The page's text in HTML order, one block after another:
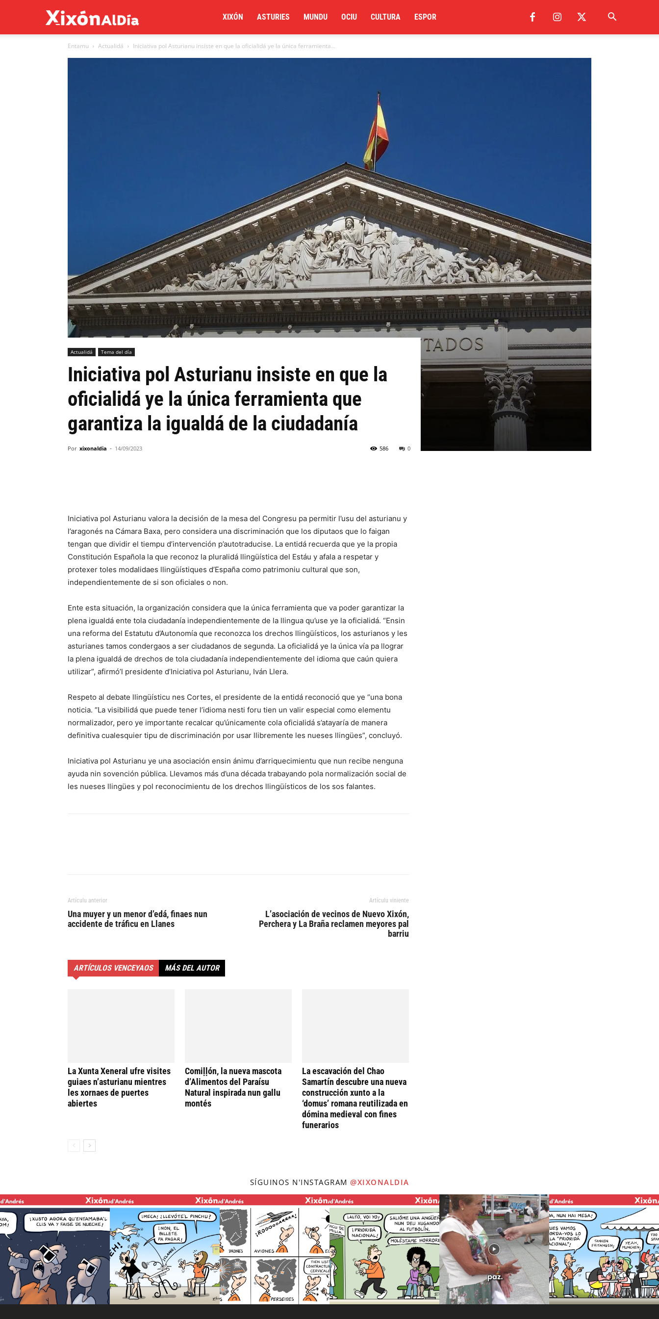
al
XIXÓN ASTURIES MUNDU OCIU CULTURA ESPOR
Entamu Actualidá Iniciativa pol Asturianu insiste en que la oficialidá ye la única ferramienta...
Actualidá Tema del día
Iniciativa pol Asturianu insiste en que la
oficialidá ye la única ferramienta que
garantiza la igualdá de la ciudadanía
Por xixonaldia - 14/09/2023 0
586
Iniciativa pol Asturianu valora la decisión de la mesa del Congresu pa permitir l’usu del asturianu y
l’aragonés na Cámara Baxa, pero considera una discriminación que los diputaos que lo faigan
tengan que dividir el tiempu d’intervención p’autotraducise. La entidá recuerda que ye la propia
Constitución Española la que reconoz la pluralidá llingüística del Estáu y afala a respetar y
protexer toles modalidaes llingüístiques d’España como patrimoniu cultural que son,
independientemente de si son oficiales o non.
Ente esta situación, la organización considera que la única ferramienta que va poder garantizar la
plena igualdá ente tola ciudadanía independientemente de la llingua qu’use ye la oficialidá. “Ensin
una reforma del Estatutu d’Autonomía que reconozca los drechos llingüísticos, los asturianos y les
asturianes tamos condergaos a ser ciudadanos de segunda. La oficialidá ye la única vía pa llograr
la plena igualdá de drechos de tola ciudadanía independientemente del idioma que caún quiera
utilizar”, afirmó’l presidente d’Iniciativa pol Asturianu, Iván Llera.
Respeto al debate llingüísticu nes Cortes, el presidente de la entidá reconoció que ye “una bona
noticia. “La visibilidá que puede tener l’idioma nesti foru tien un valir especial como elementu
normalizador, pero ye importante recalcar qu’únicamente cola oficialidá s’atayaría de manera
definitiva cualesquier tipu de discriminación por usar llibremente les nueses llingües”, concluyó.
Iniciativa pol Asturianu ye una asociación ensin ánimu d’arriquecimientu que nun recibe nenguna
ayuda nin sovención pública. Llevamos más d’una década trabayando pola normalización social de
les nueses llingües y pol reconocimientu de los drechos llingüísticos de los sos falantes.
Artículu anterior
Una muyer y un menor d’edá, finaes nun
accidente de tráficu en Llanes
Artículu viniente
L’asociación de vecinos de Nuevo Xixón,
Perchera y La Braña reclamen meyores pal
barriu
ARTÍCULOS VENCEYAOS MÁS DEL AUTOR
La Xunta Xeneral ufre visites
guiaes n’asturianu mientres
les xornaes de puertes
abiertes
Comiḷḷón, la nueva mascota
d’Alimentos del Paraísu
Natural inspirada nun gallu
montés
La escavación del Chao
Samartín descubre una nueva
construcción xunto a la
‘domus’ romana reutilizada en
dómina medieval con fines
funerarios
SÍGUINOS N'INSTAGRAM @XIXONALDIA